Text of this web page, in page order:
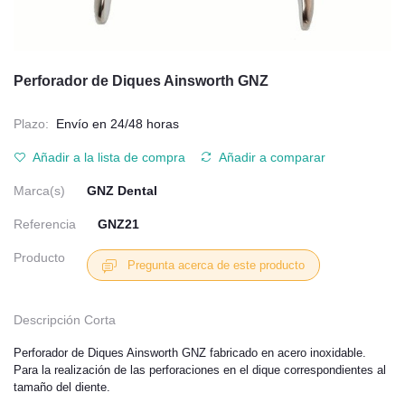
Perforador de Diques Ainsworth GNZ
Plazo: Envío en 24/48 horas
Añadir a la lista de compra Añadir a comparar
Marca(s) GNZ Dental
Referencia GNZ21
Producto
Pregunta acerca de este producto
Descripción Corta
Perforador de Diques Ainsworth GNZ fabricado en acero inoxidable.
Para la realización de las perforaciones en el dique correspondientes al
tamaño del diente.